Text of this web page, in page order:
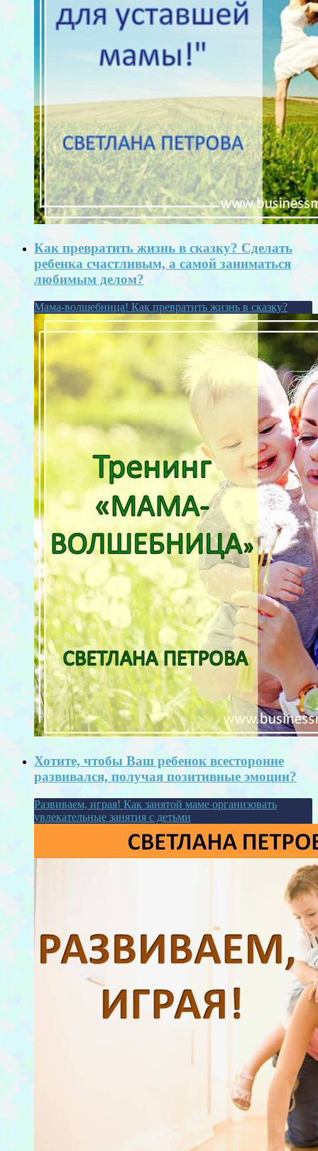
Как превратить жизнь в сказку? Сделать
ребенка счастливым, а самой заниматься
любимым делом?
Мама-волшебница! Как превратить жизнь в сказку?
Хотите, чтобы Ваш ребенок всесторонне
развивался, получая позитивные эмоции?
Развиваем, играя! Как занятой маме организовать
увлекательные занятия с детьми